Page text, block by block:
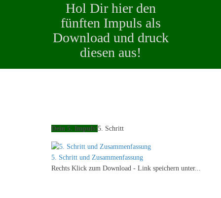
Hol Dir hier den
fünften Impuls als
Download und druck
diesen aus!
Dein 5. Impuls:5. Schritt
5. Schritt und Zusammenfassung
Rechts Klick zum Download - Link speichern unter...